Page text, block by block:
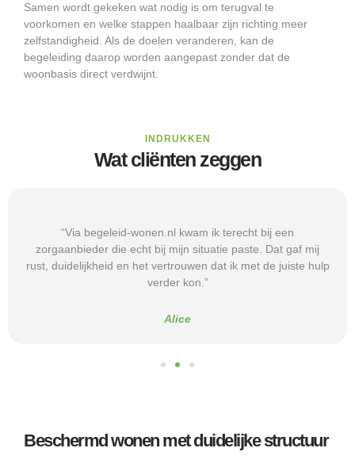
Samen wordt gekeken wat nodig is om terugval te
voorkomen en welke stappen haalbaar zijn richting meer
zelfstandigheid. Als de doelen veranderen, kan de
begeleiding daarop worden aangepast zonder dat de
woonbasis direct verdwijnt.
INDRUKKEN
Wat cliënten zeggen
“Via begeleid-wonen.nl kwam ik terecht bij een
zorgaanbieder die echt bij mijn situatie paste. Dat gaf mij
rust, duidelijkheid en het vertrouwen dat ik met de juiste hulp
verder kon.”
Alice
Beschermd wonen met duidelijke structuur